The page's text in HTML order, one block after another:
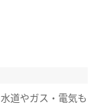
道やガス・電気も